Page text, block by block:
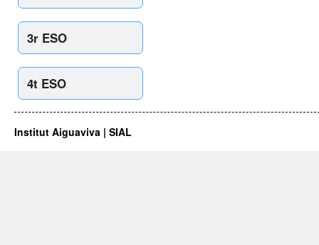
3r ESO
4t ESO
Institut Aiguaviva | SIAL